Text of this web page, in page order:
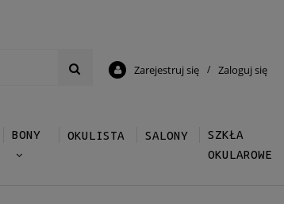
Zarejestruj się / Zaloguj się
BONY OKULISTA SALONY
SZKŁA
OKULAROWE